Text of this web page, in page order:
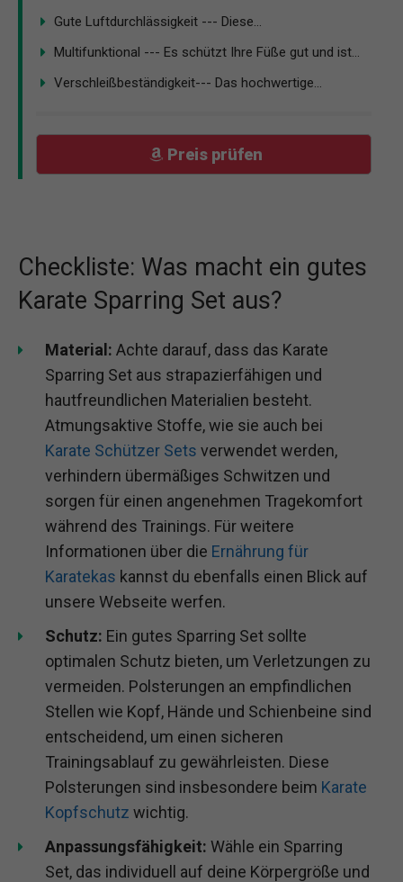
Gute Luftdurchlässigkeit --- Diese...
Multifunktional --- Es schützt Ihre Füße gut und ist...
Verschleißbeständigkeit--- Das hochwertige...
Preis prüfen
Checkliste: Was macht ein gutes
Karate Sparring Set aus?
Material: Achte darauf, dass das Karate
Sparring Set aus strapazierfähigen und
hautfreundlichen Materialien besteht.
Atmungsaktive Stoffe, wie sie auch bei
Karate Schützer Sets verwendet werden,
verhindern übermäßiges Schwitzen und
sorgen für einen angenehmen Tragekomfort
während des Trainings. Für weitere
Informationen über die Ernährung für
Karatekas kannst du ebenfalls einen Blick auf
unsere Webseite werfen.
Schutz: Ein gutes Sparring Set sollte
optimalen Schutz bieten, um Verletzungen zu
vermeiden. Polsterungen an empfindlichen
Stellen wie Kopf, Hände und Schienbeine sind
entscheidend, um einen sicheren
Trainingsablauf zu gewährleisten. Diese
Polsterungen sind insbesondere beim Karate
Kopfschutz wichtig.
Anpassungsfähigkeit: Wähle ein Sparring
Set, das individuell auf deine Körpergröße und